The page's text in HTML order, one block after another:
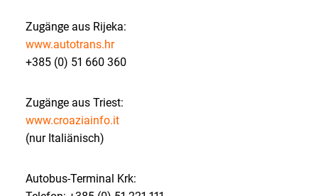
Zugänge aus Rijeka:
www.autotrans.hr
+385 (0) 51 660 360
Zugänge aus Triest:
www.croaziainfo.it
(nur Italiänisch)
Autobus-Terminal Krk: